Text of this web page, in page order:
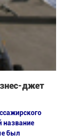
джет
название
был